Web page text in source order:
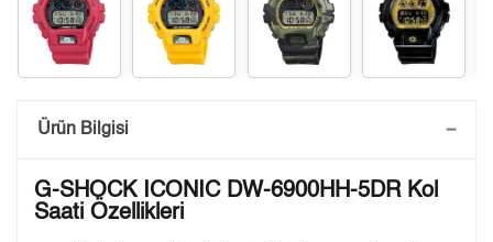
Saatini Kişiselleştir
arka kapağına gravür tekniği ile formda belirtmiş
olduğunuz şekilde işlenecektir.
Ürün Bilgisi
G-SHOCK ICONIC DW-6900HH-5DR Kol
Saati Özellikleri